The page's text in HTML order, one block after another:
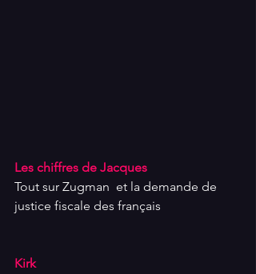
Les chiffres de Jacques
Tout sur Zugman  et la demande de
justice fiscale des français
Kirk